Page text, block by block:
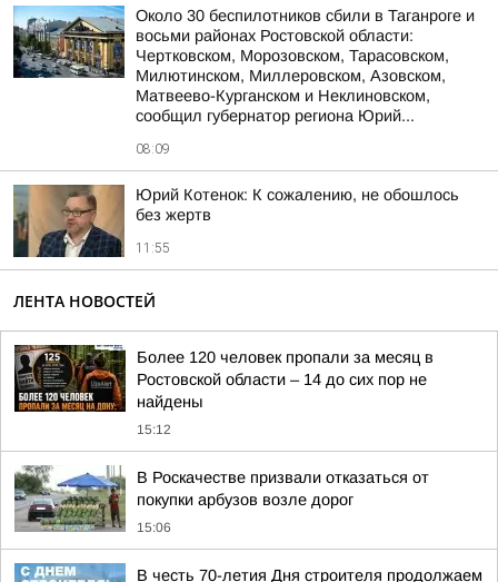
Около 30 беспилотников сбили в Таганроге и
восьми районах Ростовской области:
Чертковском, Морозовском, Тарасовском,
Милютинском, Миллеровском, Азовском,
Матвеево-Курганском и Неклиновском,
сообщил губернатор региона Юрий...
08:09
Юрий Котенок: К сожалению, не обошлось
без жертв
11:55
ЛЕНТА НОВОСТЕЙ
Более 120 человек пропали за месяц в
Ростовской области – 14 до сих пор не
найдены
15:12
В Роскачестве призвали отказаться от
покупки арбузов возле дорог
15:06
В честь 70-летия Дня строителя продолжаем